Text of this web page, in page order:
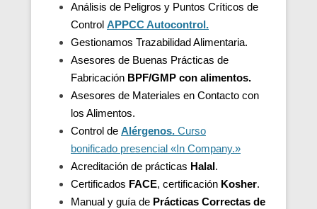
Análisis de Peligros y Puntos Críticos de
Control APPCC Autocontrol.
Gestionamos Trazabilidad Alimentaria.
Asesores de Buenas Prácticas de
Fabricación BPF/GMP con alimentos.
Asesores de Materiales en Contacto con
los Alimentos.
Control de Alérgenos. Curso
bonificado presencial «In Company.»
Acreditación de prácticas Halal.
Certificados FACE, certificación Kosher.
Manual y guía de Prácticas Correctas de